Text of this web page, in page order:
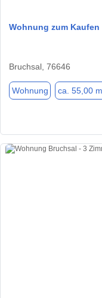
Wohnung zum Kaufen
Bruchsal, 76646
Wohnung ca. 55,00